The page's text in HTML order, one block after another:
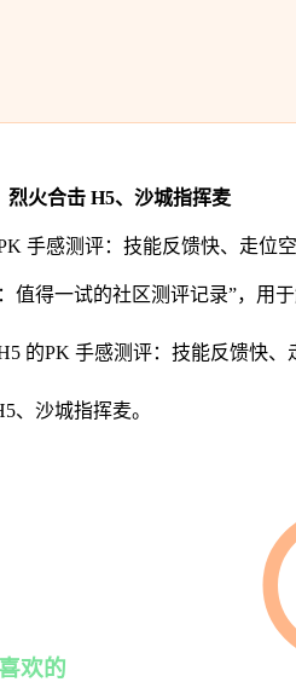
烈火合击 H5、沙城指挥麦
手感测评：技能反馈快、走位
值得一试的社区测评记录”，用
的PK 手感测评：技能反馈快、
、沙城指挥麦。
喜欢的